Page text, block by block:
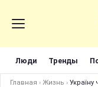
Люди Тренды
Главная › Жизнь ›